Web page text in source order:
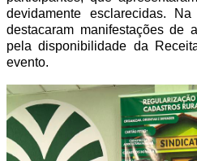
devidamente esclarecidas.
destacaram manifestações de
pela disponibilidade da
evento.